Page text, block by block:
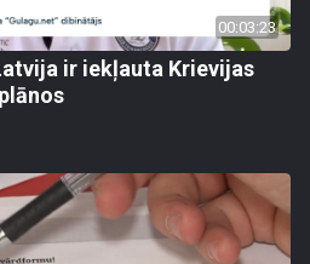
00:03:23
ir iekļauta Krievijas